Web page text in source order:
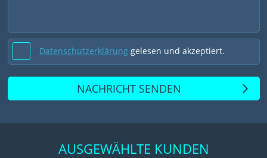
Datenschutzerklärung gelesen und akzeptiert.
NACHRICHT SENDEN
AUSGEWÄHLTE KUNDEN